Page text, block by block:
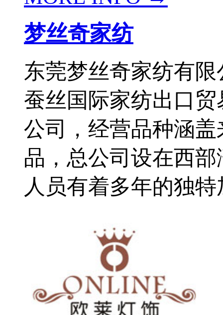
梦丝奇家纺
东莞梦丝奇家纺有
蚕丝国际家纺出口
公司，经营品种涵
品，总公司设在西
人员有着多年的独